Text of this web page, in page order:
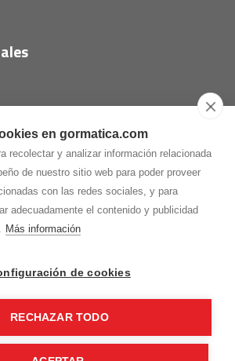
en gormatica.com
recolectar y analizar información relacionada
de nuestro sitio web para poder proveer
con las redes sociales, y para
adecuadamente el contenido y publicidad
Más información
de cookies
RECHAZAR TODO
de privacidad
S.L.C/ Soria, 2 - El Burgo de Osma (Soria)
redes!